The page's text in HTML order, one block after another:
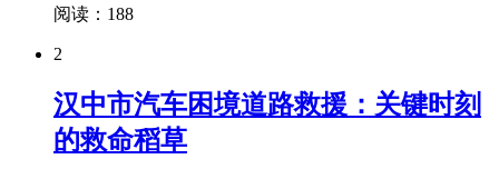
阅读：188
2
汉中市汽车困境道路救援：关键时刻
的救命稻草